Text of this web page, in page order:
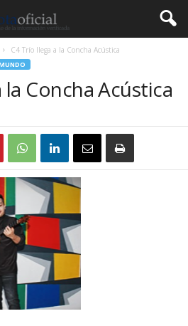
C4 Trío llega a la Concha Acústica
la Concha Acústica